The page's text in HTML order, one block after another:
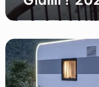
Karavan
Yemeği
Menüsü
Planlayıcısı